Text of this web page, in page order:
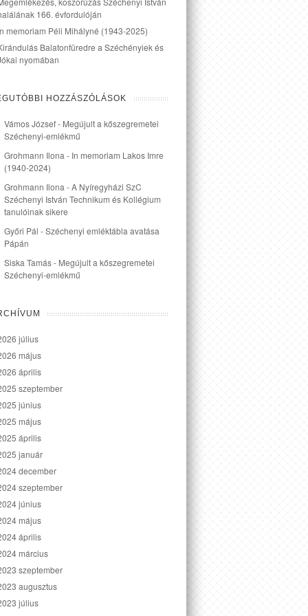
166. évfordulóján
memoriam Péli Mihályné (1943-2025)
Balatonfüredre a Széchényiek és
nyomában
HOZZÁSZÓLÁSOK
Vámos József- Megújult a kőszegremetei
Széchenyi-emlékmű
Grohmann Ilona - In memoriam Lakos Imre
(1940-2024)
Grohmann Ilona -A Nyíregyházi SzC
Széchenyi István Technikum és Kollégium
tanulóinak sikere
Győri Pál -Széchenyi emléktábla avatása
Pápán
Siska Tamás- Megújult a kőszegremetei
Széchenyi-emlékmű
július
május
április
szeptember
június
május
április
január
december
szeptember
június
május
április
március
szeptember
augusztus
július